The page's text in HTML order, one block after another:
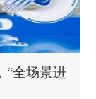
“全场景进